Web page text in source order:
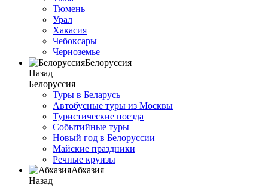
Тюмень
Урал
Хакасия
Чебоксары
Черноземье
Белоруссия
Назад
Белоруссия
Туры в Беларусь
Автобусные туры из Москвы
Туристические поезда
Событийные туры
Новый год в Белоруссии
Майские праздники
Речные круизы
Абхазия
Назад